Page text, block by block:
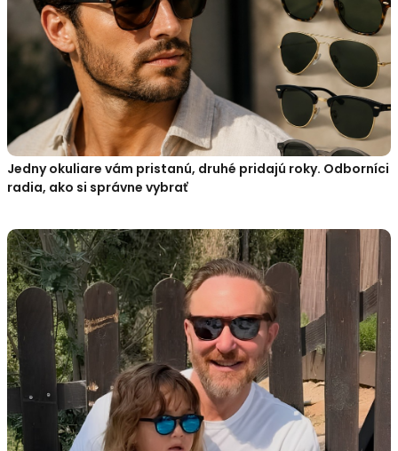
Jedny okuliare vám pristanú, druhé pridajú roky. Odborníci
radia, ako si správne vybrať